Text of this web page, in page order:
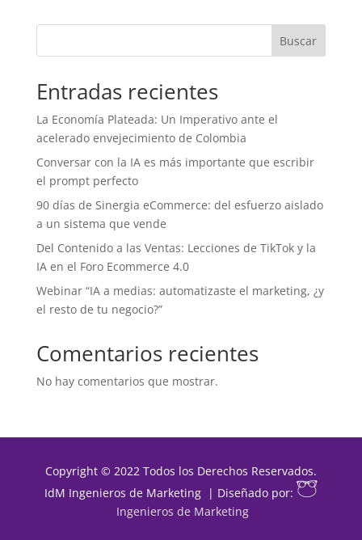
Buscar
Entradas recientes
La Economía Plateada: Un Imperativo ante el
acelerado envejecimiento de Colombia
Conversar con la IA es más importante que escribir
el prompt perfecto
90 días de Sinergia eCommerce: del esfuerzo aislado
a un sistema que vende
Del Contenido a las Ventas: Lecciones de TikTok y la
IA en el Foro Ecommerce 4.0
Webinar “IA a medias: automatizaste el marketing, ¿y
el resto de tu negocio?”
Comentarios recientes
No hay comentarios que mostrar.
Copyright © 2022 Todos los Derechos Reservados.
IdM Ingenieros de Marketing | Diseñado por:
Ingenieros de Marketing